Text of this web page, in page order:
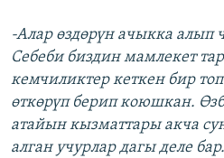
-Алар өздөрүн ачыкка алып
Себеби биздин мамлекет
кемчиликтер кеткен бир
өткөрүп берип коюшкан.
атайын кызматтары акча
алган учурлар дагы деле